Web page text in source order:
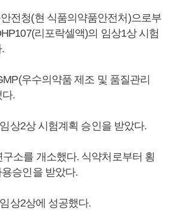
전청(현 식품의약품안전처)으로부
리포락셀액)의 임상1상 시험
우수의약품 제조 및 품질관리
다.
상2상 시험계획 승인을 받았다.
소를 개소했다. 식약처로부터 횡
승인을 받았다.
상2상에 성공했다.